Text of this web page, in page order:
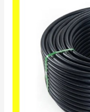
Irrigation